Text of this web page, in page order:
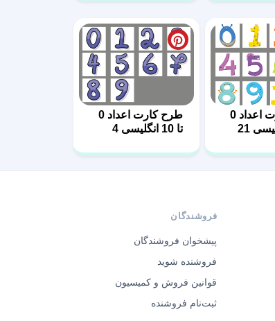
طرح کارت اعداد 0
طرح کارت اعداد 0
تا 10 انگلیسی 4
فروشندگان
پیشخوان فروشندگان
فروشنده شوید
قوانین فروش و کمیسیون
ثبت‌نام فروشنده